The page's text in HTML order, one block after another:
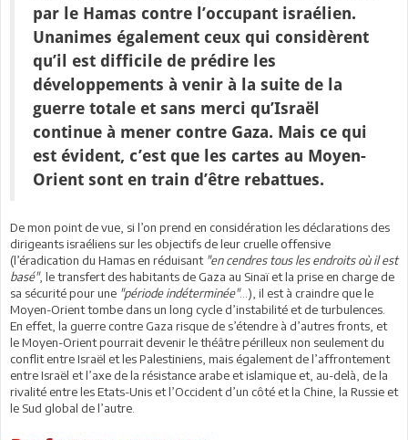
par le Hamas contre l’occupant israélien.
Unanimes également ceux qui considèrent
qu’il est difficile de prédire les
développements à venir à la suite de la
guerre totale et sans merci qu’Israël
continue à mener contre Gaza. Mais ce qui
est évident, c’est que les cartes au Moyen-
Orient sont en train d’être rebattues.
De mon point de vue, si l’on prend en considération les déclarations des
dirigeants israéliens sur les objectifs de leur cruelle offensive
(l’éradication du Hamas en réduisant "en cendres tous les endroits où il est
basé", le transfert des habitants de Gaza au Sinaï et la prise en charge de
sa sécurité pour une "période indéterminée"…), il est à craindre que le
Moyen-Orient tombe dans un long cycle d’instabilité et de turbulences.
En effet, la guerre contre Gaza risque de s’étendre à d’autres fronts, et
le Moyen-Orient pourrait devenir le théâtre périlleux non seulement du
conflit entre Israël et les Palestiniens, mais également de l’affrontement
entre Israël et l’axe de la résistance arabe et islamique et, au-delà, de la
rivalité entre les Etats-Unis et l’Occident d’un côté et la Chine, la Russie et
le Sud global de l’autre.